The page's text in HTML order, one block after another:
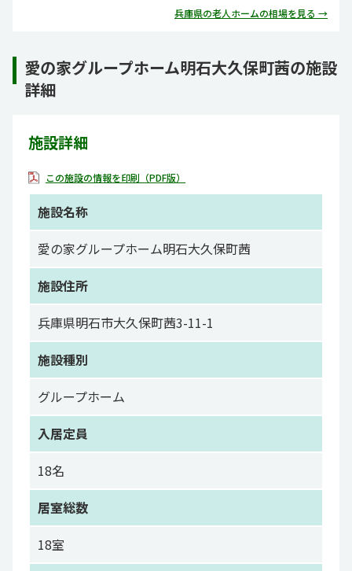
兵庫県の老人ホームの相場を見る →
愛の家グループホーム明石大久保町茜の施設
詳細
施設詳細
この施設の情報を印刷（PDF版）
施設名称
愛の家グループホーム明石大久保町茜
施設住所
兵庫県明石市大久保町茜3-11-1
施設種別
グループホーム
入居定員
18名
居室総数
18室